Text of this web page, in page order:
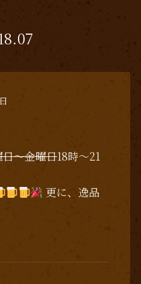
～金曜日18時～21
更に、逸品